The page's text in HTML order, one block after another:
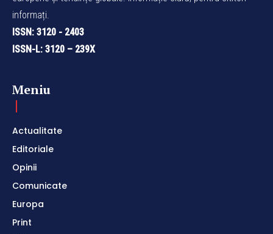
informați.
ISSN: 3120 - 2403
ISSN-L: 3120 – 239X
Meniu
Actualitate
Editoriale
Opinii
Comunicate
Europa
Print